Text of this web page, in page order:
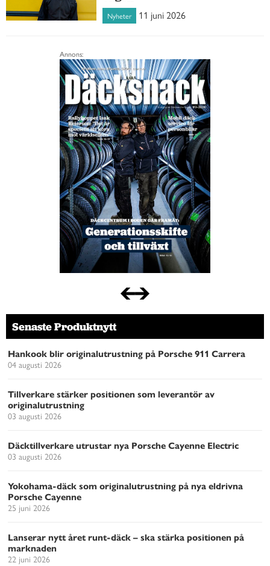
Nyheter 11 juni 2026
Annons:
Senaste Produktnytt
Hankook blir originalutrustning på Porsche 911 Carrera
04 augusti 2026
Tillverkare stärker positionen som leverantör av
originalutrustning
03 augusti 2026
Däcktillverkare utrustar nya Porsche Cayenne Electric
03 augusti 2026
Yokohama-däck som originalutrustning på nya eldrivna
Porsche Cayenne
25 juni 2026
Lanserar nytt året runt-däck – ska stärka positionen på
marknaden
22 juni 2026